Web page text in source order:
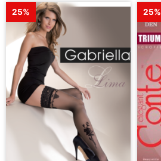
25%
25%